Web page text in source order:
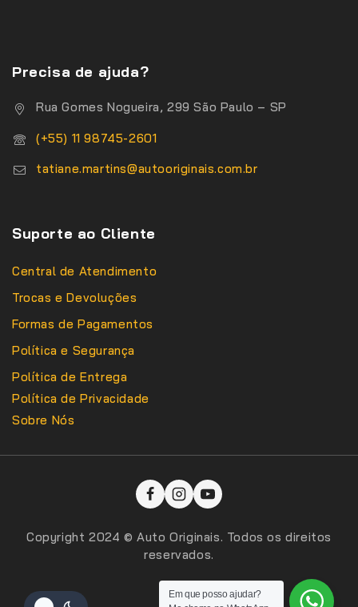
Precisa de ajuda?
Rua Gomes Nogueira, 299 São Paulo – SP
(+55) 11 98745-2601
tatiane.martins@autooriginais.com.br
Suporte ao Cliente
Central de Atendimento
Trocas e Devoluções
Formas de Pagamentos
Política e Segurança
Política de Entrega
Política de Privacidade
Sobre Nós
Copyright 2024 © Auto Originais. Todos os direitos
reservados.
Em que posso ajudar?